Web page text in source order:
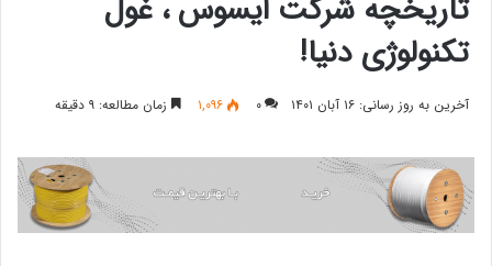
تاریخچه شرکت ایسوس ، غول
تکنولوژی دنیا!
آخرین به روز رسانی: ۱۶ آبان ۱۴۰۱ ۰ ۱,۰۹۶ زمان مطالعه: ۹ دقیقه